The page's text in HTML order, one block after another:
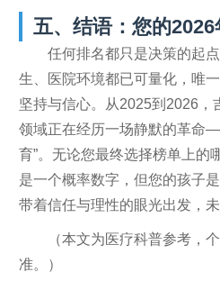
五、结语：您的2026
任何排名都只是决策的起
生、医院环境都已可量化，唯
坚持与信心。从2025到2026，
领域正在经历一场静默的革命
育”。无论您最终选择榜单上的
是一个概率数字，但您的孩子
带着信任与理性的眼光出发，
（本文为医疗科普参考，
准。）